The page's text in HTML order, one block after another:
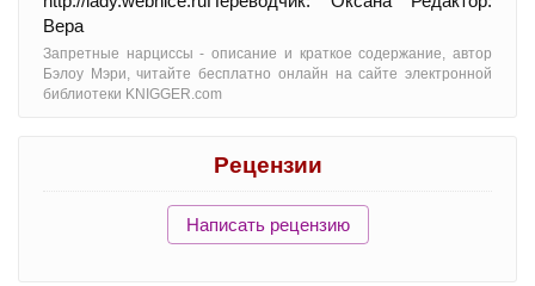
Вера
Запретные нарциссы - oписание и краткое содержание, автор
Бэлоу Мэри, читайте бесплатно онлайн на сайте электронной
библиотеки KNIGGER.com
Рецензии
Написать рецензию